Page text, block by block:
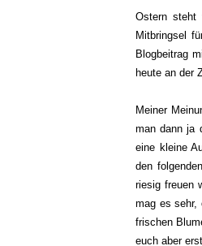
Ostern steht
Mitbringsel
Blogbeitrag
heute an der
Meiner
man dann ja
eine kleine
den
riesig freuen
mag es sehr,
frischen
euch aber